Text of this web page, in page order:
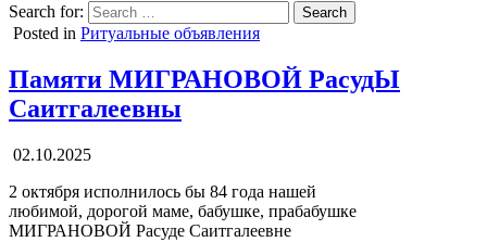
Search for:
Posted in Ритуальные объявления
Памяти МИГРАНОВОЙ РасудЫ
Саитгалеевны
02.10.2025
2 октября исполнилось бы 84 года нашей
любимой, дорогой маме, бабушке, прабабушке
МИГРАНОВОЙ Расуде Саитгалеевне